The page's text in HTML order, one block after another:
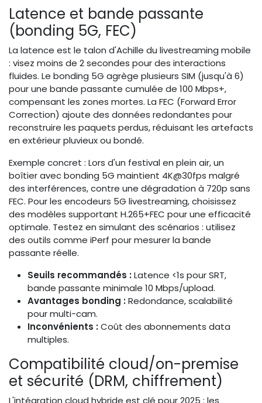
Latence et bande passante
(bonding 5G, FEC)
La latence est le talon d'Achille du livestreaming mobile
: visez moins de 2 secondes pour des interactions
fluides. Le bonding 5G agrège plusieurs SIM (jusqu'à 6)
pour une bande passante cumulée de 100 Mbps+,
compensant les zones mortes. La FEC (Forward Error
Correction) ajoute des données redondantes pour
reconstruire les paquets perdus, réduisant les artefacts
en extérieur pluvieux ou bondé.
Exemple concret : Lors d'un festival en plein air, un
boîtier avec bonding 5G maintient 4K@30fps malgré
des interférences, contre une dégradation à 720p sans
FEC. Pour les encodeurs 5G livestreaming, choisissez
des modèles supportant H.265+FEC pour une efficacité
optimale. Testez en simulant des scénarios : utilisez
des outils comme iPerf pour mesurer la bande
passante réelle.
Seuils recommandés :Latence <1s pour SRT,
bande passante minimale 10 Mbps/upload.
Avantages bonding :Redondance, scalabilité
pour multi-cam.
Inconvénients :Coût des abonnements data
multiples.
Compatibilité cloud/on-premise
et sécurité (DRM, chiffrement)
L'intégration cloud hybride est clé pour 2025 : les